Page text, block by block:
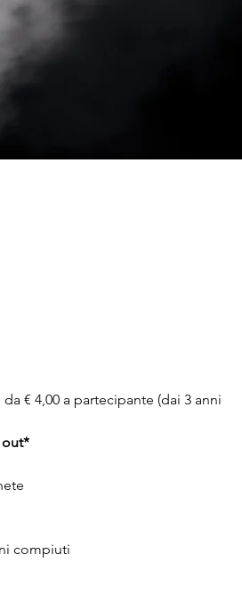
€ 4,00 a partecipante (dai 3 anni
out*
compiuti